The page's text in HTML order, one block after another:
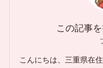
この記事
こんにちは、三重県在